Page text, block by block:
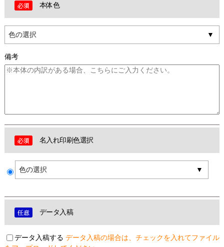
本体色
色の選択
備考
名入れ印刷色選択
色の選択
データ入稿
データ入稿する データ入稿の場合は、チェックを入れてファイル